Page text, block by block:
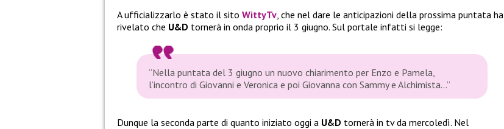
A ufficializzarlo è stato il sito WittyTv, che nel dare le anticipazioni della prossima puntata ha
rivelato che U&D tornerà in onda proprio il 3 giugno. Sul portale infatti si legge:
“Nella puntata del 3 giugno un nuovo chiarimento per Enzo e Pamela,
l’incontro di Giovanni e Veronica e poi Giovanna con Sammy e Alchimista…”
Dunque la seconda parte di quanto iniziato oggi a U&D tornerà in tv da mercoledì. Nel